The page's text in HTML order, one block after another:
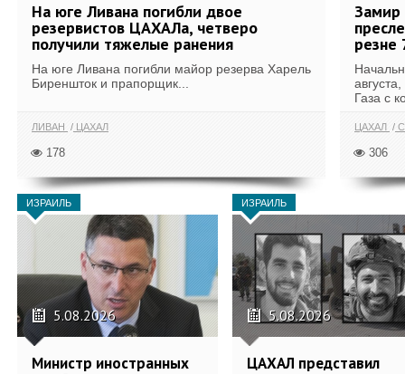
На юге Ливана погибли двое
резервистов ЦАХАЛа, четверо
получили тяжелые ранения
На юге Ливана погибли майор резерва Харель
Биреншток и прапорщик...
ЛИВАН ЦАХАЛ
178
Замир
резне
Газа с
ЦАХАЛ
306
ИЗРАИЛЬ
5.08.2026
Министр иностранных
ИЗРАИЛЬ
5.08.2026
ЦАХАЛ представил